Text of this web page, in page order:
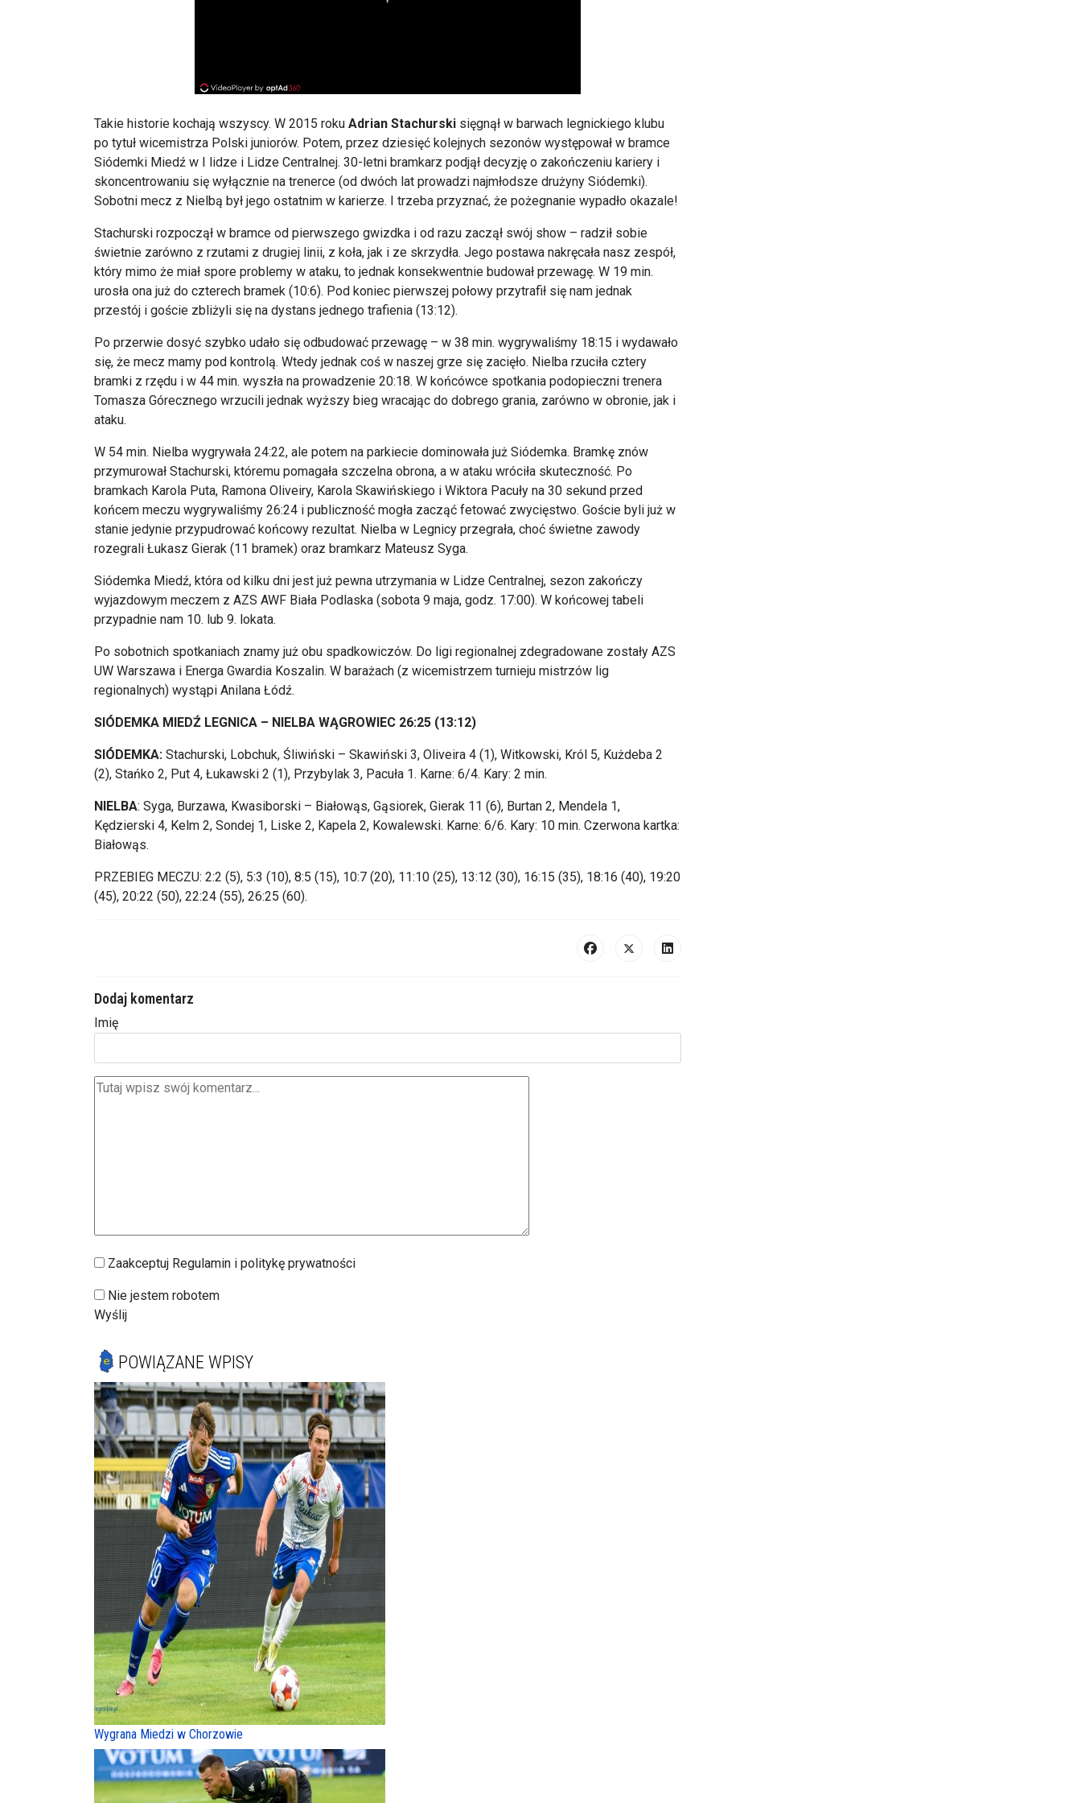
Takie historie kochają wszyscy. W 2015 roku Adrian Stachurski sięgnął w barwach legnickiego klubu
po tytuł wicemistrza Polski juniorów. Potem, przez dziesięć kolejnych sezonów występował w bramce
Siódemki Miedź w I lidze i Lidze Centralnej. 30-letni bramkarz podjął decyzję o zakończeniu kariery i
skoncentrowaniu się wyłącznie na trenerce (od dwóch lat prowadzi najmłodsze drużyny Siódemki).
Sobotni mecz z Nielbą był jego ostatnim w karierze. I trzeba przyznać, że pożegnanie wypadło okazale!
Stachurski rozpoczął w bramce od pierwszego gwizdka i od razu zaczął swój show – radził sobie
świetnie zarówno z rzutami z drugiej linii, z koła, jak i ze skrzydła. Jego postawa nakręcała nasz zespół,
który mimo że miał spore problemy w ataku, to jednak konsekwentnie budował przewagę. W 19 min.
urosła ona już do czterech bramek (10:6). Pod koniec pierwszej połowy przytrafił się nam jednak
przestój i goście zbliżyli się na dystans jednego trafienia (13:12).
Po przerwie dosyć szybko udało się odbudować przewagę – w 38 min. wygrywaliśmy 18:15 i wydawało
się, że mecz mamy pod kontrolą. Wtedy jednak coś w naszej grze się zacięło. Nielba rzuciła cztery
bramki z rzędu i w 44 min. wyszła na prowadzenie 20:18. W końcówce spotkania podopieczni trenera
Tomasza Górecznego wrzucili jednak wyższy bieg wracając do dobrego grania, zarówno w obronie, jak i
ataku.
W 54 min. Nielba wygrywała 24:22, ale potem na parkiecie dominowała już Siódemka. Bramkę znów
przymurował Stachurski, któremu pomagała szczelna obrona, a w ataku wróciła skuteczność. Po
bramkach Karola Puta, Ramona Oliveiry, Karola Skawińskiego i Wiktora Pacuły na 30 sekund przed
końcem meczu wygrywaliśmy 26:24 i publiczność mogła zacząć fetować zwycięstwo. Goście byli już w
stanie jedynie przypudrować końcowy rezultat. Nielba w Legnicy przegrała, choć świetne zawody
rozegrali Łukasz Gierak (11 bramek) oraz bramkarz Mateusz Syga.
Siódemka Miedź, która od kilku dni jest już pewna utrzymania w Lidze Centralnej, sezon zakończy
wyjazdowym meczem z AZS AWF Biała Podlaska (sobota 9 maja, godz. 17:00). W końcowej tabeli
przypadnie nam 10. lub 9. lokata.
Po sobotnich spotkaniach znamy już obu spadkowiczów. Do ligi regionalnej zdegradowane zostały AZS
UW Warszawa i Energa Gwardia Koszalin. W barażach (z wicemistrzem turnieju mistrzów lig
regionalnych) wystąpi Anilana Łódź.
SIÓDEMKA MIEDŹ LEGNICA – NIELBA WĄGROWIEC 26:25 (13:12)
SIÓDEMKA: Stachurski, Lobchuk, Śliwiński – Skawiński 3, Oliveira 4 (1), Witkowski, Król 5, Kużdeba 2
(2), Stańko 2, Put 4, Łukawski 2 (1), Przybylak 3, Pacuła 1. Karne: 6/4. Kary: 2 min.
NIELBA: Syga, Burzawa, Kwasiborski – Białowąs, Gąsiorek, Gierak 11 (6), Burtan 2, Mendela 1,
Kędzierski 4, Kelm 2, Sondej 1, Liske 2, Kapela 2, Kowalewski. Karne: 6/6. Kary: 10 min. Czerwona kartka:
Białowąs.
PRZEBIEG MECZU: 2:2 (5), 5:3 (10), 8:5 (15), 10:7 (20), 11:10 (25), 13:12 (30), 16:15 (35), 18:16 (40), 19:20
(45), 20:22 (50), 22:24 (55), 26:25 (60).
Dodaj komentarz
Imię
Zaakceptuj Regulamin i politykę prywatności
Nie jestem robotem
Wyślij
POWIĄZANE WPISY
Wygrana Miedzi w Chorzowie